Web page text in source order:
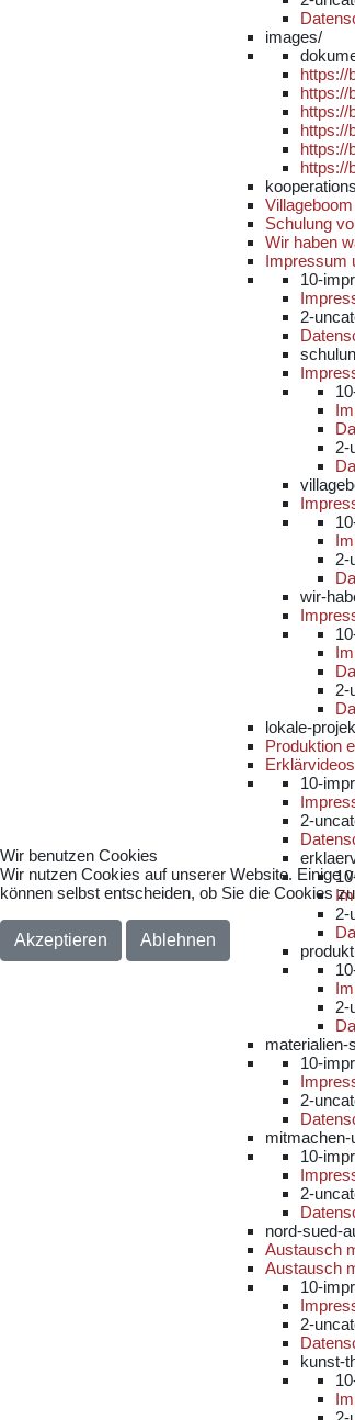
images/
https://
https://
https://
https://
https://
https://
Schulung
Wir haben
Impressum
10-
2-
2-
2-
wir-
2-
lokale-
Produktion
10-
2-
2-
2-
materialien-
10-
2-
mitmachen-
10-
2-
nord-sued-
Austausch
Austausch
10-
2-
kunst-
Wir benutzen Cookies
Wir nutzen Cookies auf unserer Website. Einige
können selbst entscheiden, ob Sie die Cookies
Akzeptieren
Ablehnen